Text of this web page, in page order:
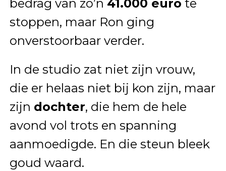
bedrag van zo’n 41.000 euro te
stoppen, maar Ron ging
onverstoorbaar verder.
In de studio zat niet zijn vrouw,
die er helaas niet bij kon zijn, maar
zijn dochter, die hem de hele
avond vol trots en spanning
aanmoedigde. En die steun bleek
goud waard.